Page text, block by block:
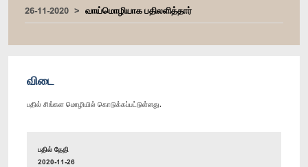
26-11-2020
வாய்மொழியாக பதிலளித்தார்
விடை
பதில் சிங்கள மொழியில் கொடுக்கப்பட்டுள்ளது.
பதில் தேதி
2020-11-26